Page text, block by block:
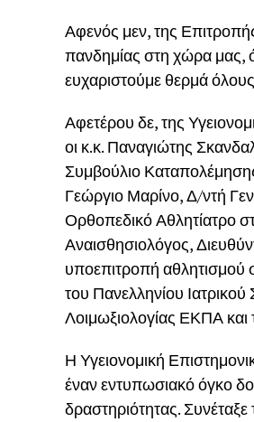
Αφενός μεν, της
πανδημίας στη χώρα μας,
ευχαριστούμε θερμά
Αφετέρου δε, της
οι κ.κ. Παναγιώτης
Συμβούλιο
Γεώργιο Μαρίνο, Δ/ντή
Ορθοπεδικό Αθλητίατρο
Αναισθησιολόγος,
υποεπιτροπή
του Πανελληνίου
Λοιμωξιολογίας ΕΚΠΑ
Η Υγειονομική
έναν εντυπωσιακό όγκο
δραστηριότητας.